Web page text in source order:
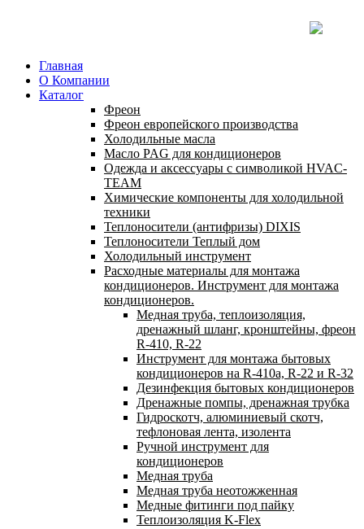
Главная
О Компании
Каталог
Фреон
Фреон европейского производства
Холодильные масла
Масло PAG для кондиционеров
Одежда и аксессуары с символикой HVAC-
TEAM
Химические компоненты для холодильной
техники
Теплоносители (антифризы) DIXIS
Теплоносители Теплый дом
Холодильный инструмент
Расходные материалы для монтажа
кондиционеров. Инструмент для монтажа
кондиционеров.
Медная труба, теплоизоляция,
дренажный шланг, кронштейны, фреон
R-410, R-22
Инструмент для монтажа бытовых
кондиционеров на R-410а, R-22 и R-32
Дезинфекция бытовых кондиционеров
Дренажные помпы, дренажная трубка
Гидроскотч, алюминиевый скотч,
тефлоновая лента, изолента
Ручной инструмент для
кондиционеров
Медная труба
Медная труба неотожженная
Медные фитинги под пайку
Теплоизоляция K-Flex